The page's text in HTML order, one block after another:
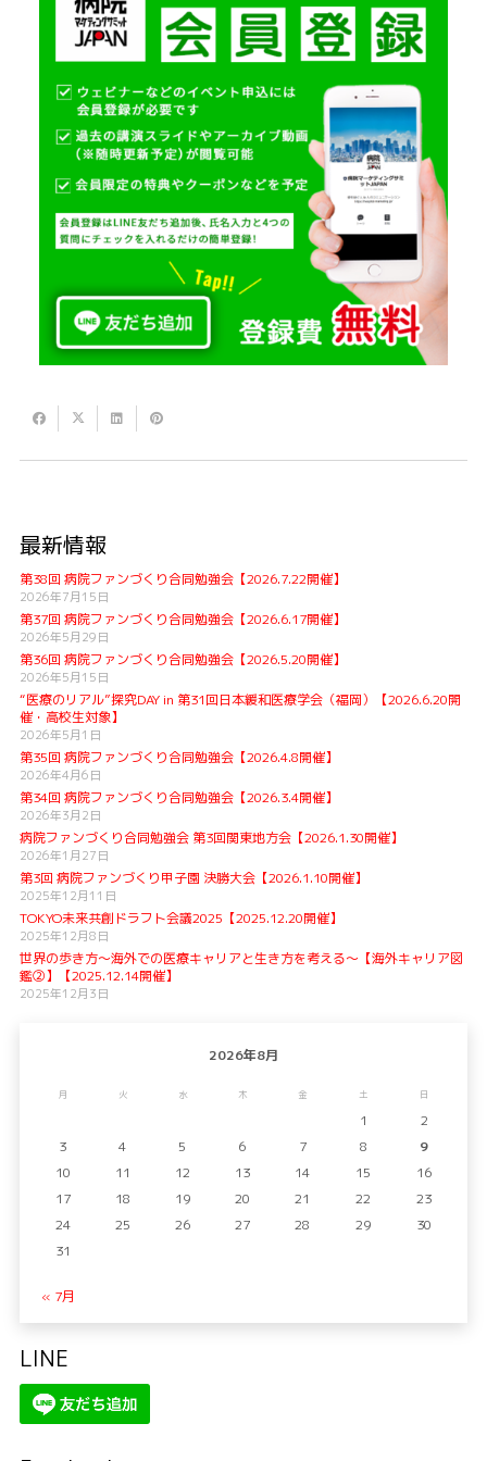
最新情報
第38回 病院ファンづくり合同勉強会【2026.7.22開催】
2026年7月15日
第37回 病院ファンづくり合同勉強会【2026.6.17開催】
2026年5月29日
第36回 病院ファンづくり合同勉強会【2026.5.20開催】
2026年5月15日
“医療のリアル”探究DAY in 第31回日本緩和医療学会（福岡）【2026.6.20開
催・高校生対象】
2026年5月1日
第35回 病院ファンづくり合同勉強会【2026.4.8開催】
2026年4月6日
第34回 病院ファンづくり合同勉強会【2026.3.4開催】
2026年3月2日
病院ファンづくり合同勉強会 第3回関東地方会【2026.1.30開催】
2026年1月27日
第3回 病院ファンづくり甲子園 決勝大会【2026.1.10開催】
2025年12月11日
TOKYO未来共創ドラフト会議2025【2025.12.20開催】
2025年12月8日
世界の歩き方〜海外での医療キャリアと生き方を考える〜【海外キャリア図
鑑②】【2025.12.14開催】
2025年12月3日
2026年8月
月 火 水 木 金 土 日
1
2
3
4 5 6 7 8
9
10
11 12 13 14 15
16
17
18 19 20 21 22
23
24
25 26 27 28 29
30
31
« 7月
LINE